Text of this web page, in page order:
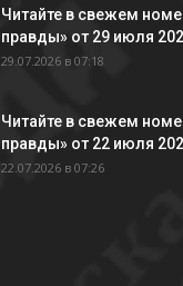
Читайте в свежем
правды» от 29 июля
29.07.2026 в 07:18
Читайте в свежем
правды» от 22 июля
22.07.2026 в 07:26